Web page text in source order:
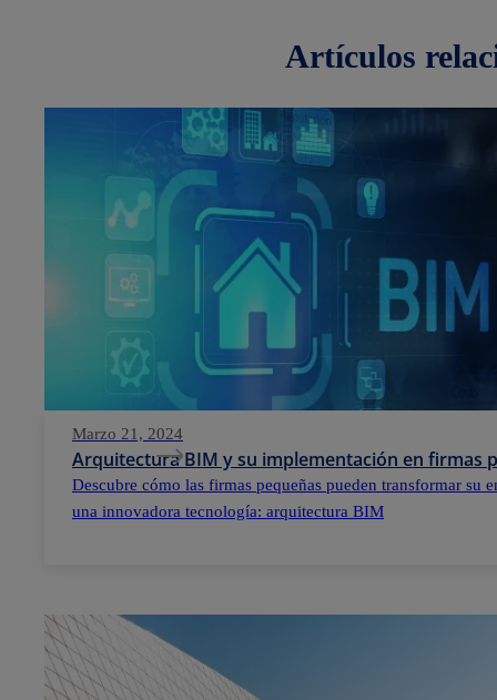
artículos
Marzo 21, 2024
Arquitectura BIM y su implementación en firmas
Descubre cómo las firmas pequeñas pueden transformar su
una innovadora tecnología: arquitectura BIM